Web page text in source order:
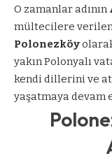
O zamanlar adının
mültecilere verilen
Polonezköy
yakın Polonyalı
kendi dillerini ve
yaşatmaya devam